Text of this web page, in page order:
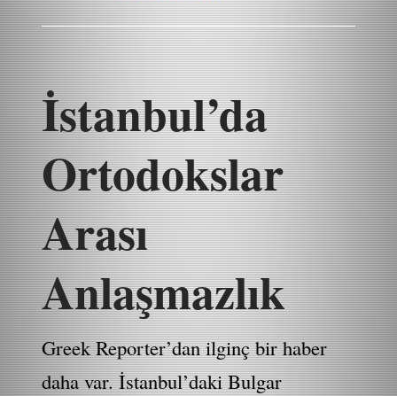
İstanbul’da
Ortodokslar
Arası
Anlaşmazlık
Greek Reporter’dan ilginç bir haber
daha var. İstanbul’daki Bulgar